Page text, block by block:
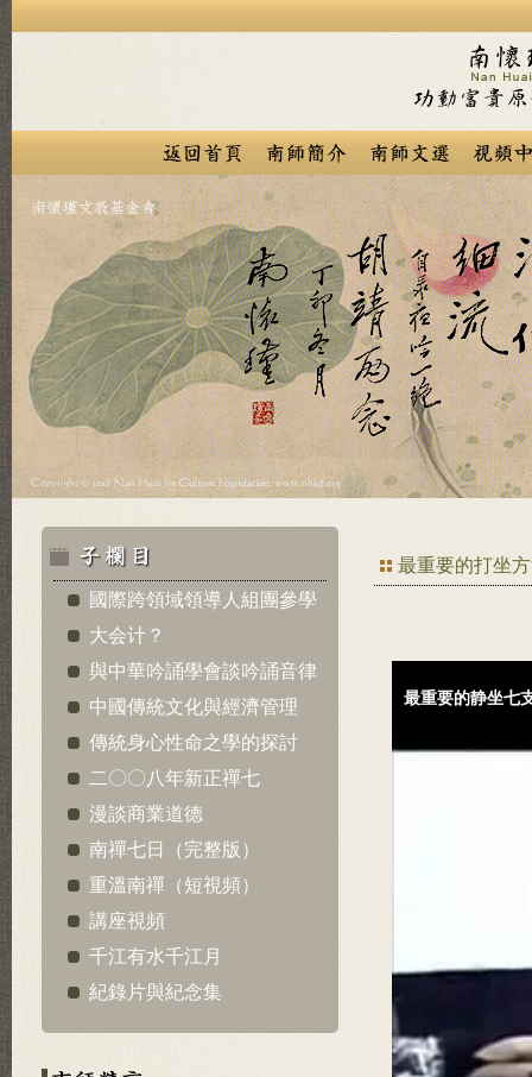
國際跨領域領導人組團參學
大会计？
與中華吟誦學會談吟誦音律
中國傳統文化與經濟管理
傳統身心性命之學的探討
二〇〇八年新正禪七
漫談商業道德
南禪七日（完整版）
重溫南禪（短視頻）
講座視頻
千江有水千江月
紀錄片與紀念集
最重要的打坐